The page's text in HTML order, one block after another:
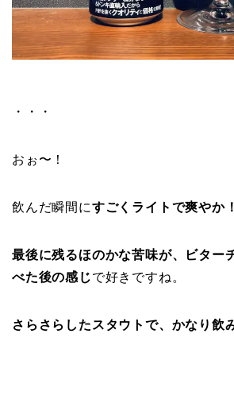
・・・
おぉ〜！
飲んだ瞬間にすごくライトで爽やか！
最後に残るほのかな苦味が、ビター
べた後の感じで好きですね。
さらさらしたスタウトで、かなり飲